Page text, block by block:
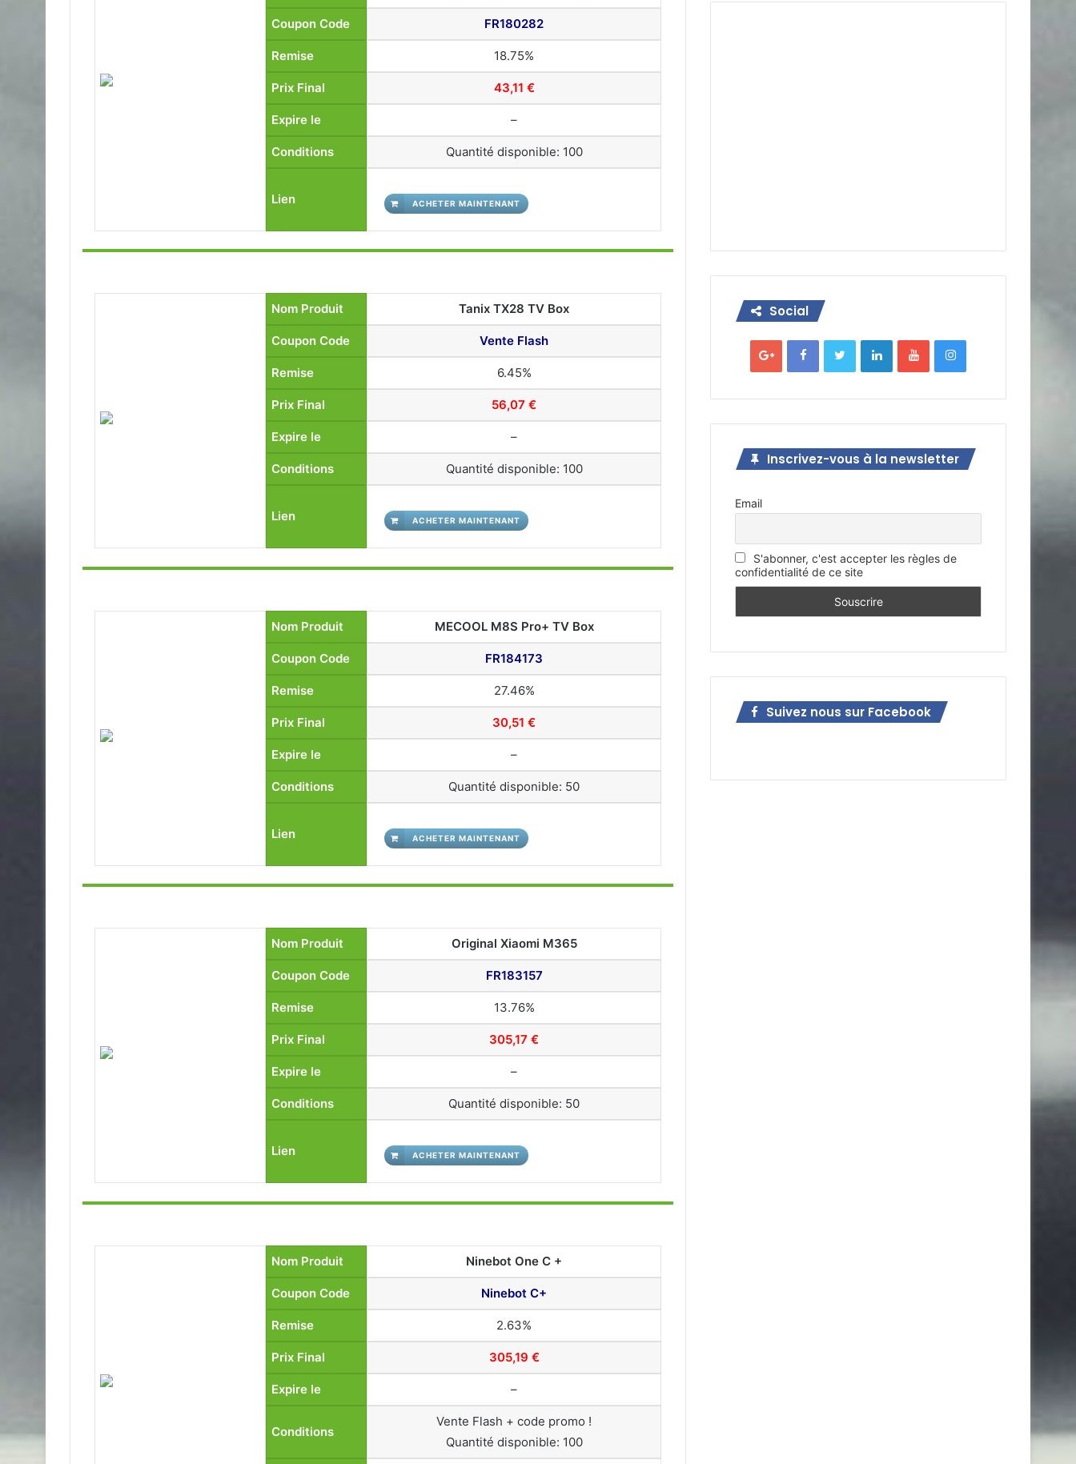
Coupon Code FR180282
Remise 18.75%
Prix Final 43,11 €
Expire le –
Conditions Quantité disponible: 100
Lien ACHETER MAINTENANT
Nom Produit Tanix TX28 TV Box
Coupon Code Vente Flash
Remise 6.45%
Prix Final 56,07 €
Expire le –
Conditions Quantité disponible: 100
Lien ACHETER MAINTENANT
Nom Produit MECOOL M8S Pro+ TV Box
Coupon Code FR184173
Remise 27.46%
Prix Final 30,51 €
Expire le –
Conditions Quantité disponible: 50
Lien ACHETER MAINTENANT
Nom Produit Original Xiaomi M365
Coupon Code FR183157
Remise 13.76%
Prix Final 305,17 €
Expire le –
Conditions Quantité disponible: 50
Lien ACHETER MAINTENANT
Nom Produit Ninebot One C +
Coupon Code Ninebot C+
Remise 2.63%
Prix Final 305,19 €
Expire le –
Conditions
Vente Flash + code promo !
Quantité disponible: 100
Social
Inscrivez-vous à la newsletter
Email
S'abonner, c'est accepter les règles de
confidentialité de ce site
Suivez nous sur Facebook